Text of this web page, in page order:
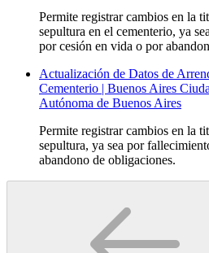
Permite registrar cambios en la
sepultura en el cementerio, ya
por cesión en vida o por
Actualización de Datos de
Cementerio | Buenos Aires
Autónoma de Buenos Aires
Permite registrar cambios en la
sepultura, ya sea por
abandono de obligaciones.